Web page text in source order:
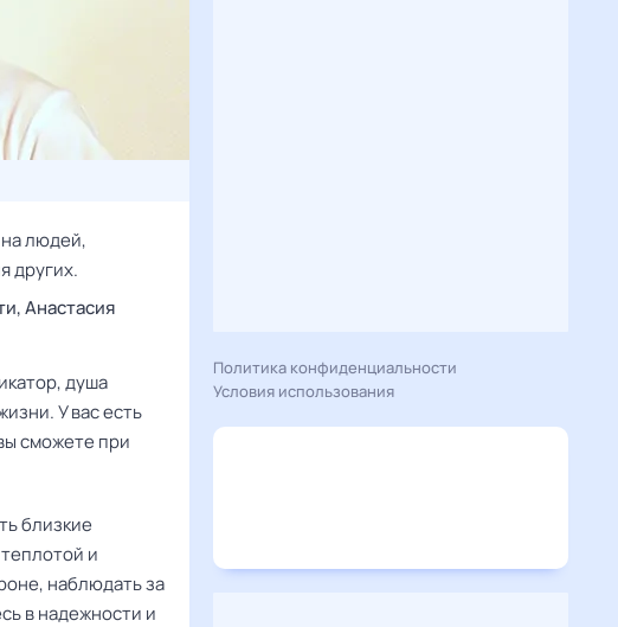
людей,
других.
,Анастасия
душа
У вас есть
сможете при
близкие
и
наблюдать за
в надежности и
Политика конфиденциальности
Условия использования